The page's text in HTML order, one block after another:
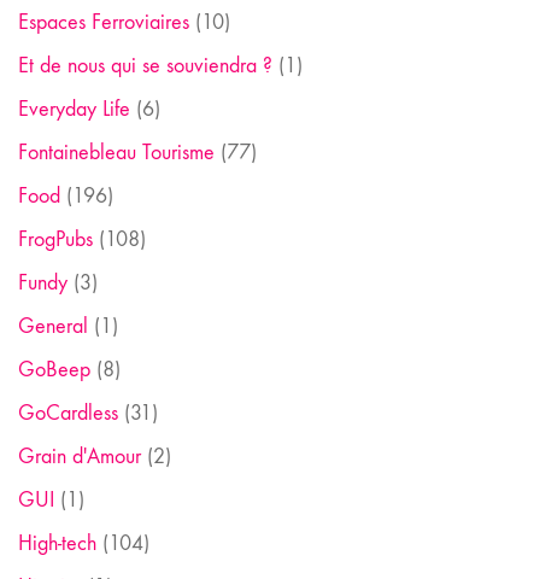
Espaces Ferroviaires (10)
Et de nous qui se souviendra ? (1)
Everyday Life (6)
Fontainebleau Tourisme (77)
Food (196)
FrogPubs (108)
Fundy (3)
General (1)
GoBeep (8)
GoCardless (31)
Grain d'Amour(2)
GUI (1)
High-tech (104)